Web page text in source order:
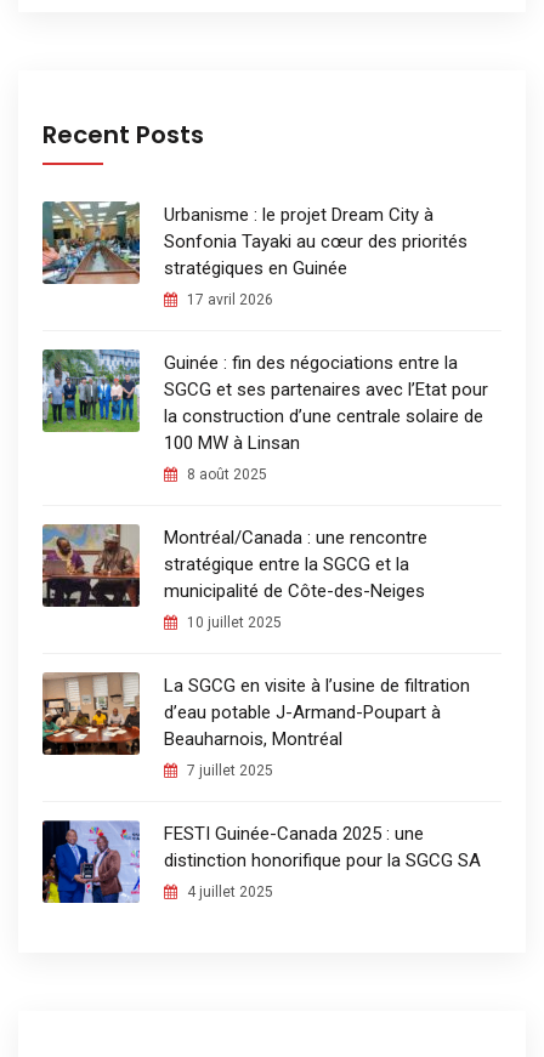
Recent Posts
Urbanisme : le projet Dream City à
Sonfonia Tayaki au cœur des priorités
stratégiques en Guinée
17 avril 2026
Guinée : fin des négociations entre la
SGCG et ses partenaires avec l’Etat pour
la construction d’une centrale solaire de
100 MW à Linsan
8 août 2025
Montréal/Canada : une rencontre
stratégique entre la SGCG et la
municipalité de Côte-des-Neiges
10 juillet 2025
La SGCG en visite à l’usine de filtration
d’eau potable J-Armand-Poupart à
Beauharnois, Montréal
7 juillet 2025
FESTI Guinée-Canada 2025 : une
distinction honorifique pour la SGCG SA
4 juillet 2025